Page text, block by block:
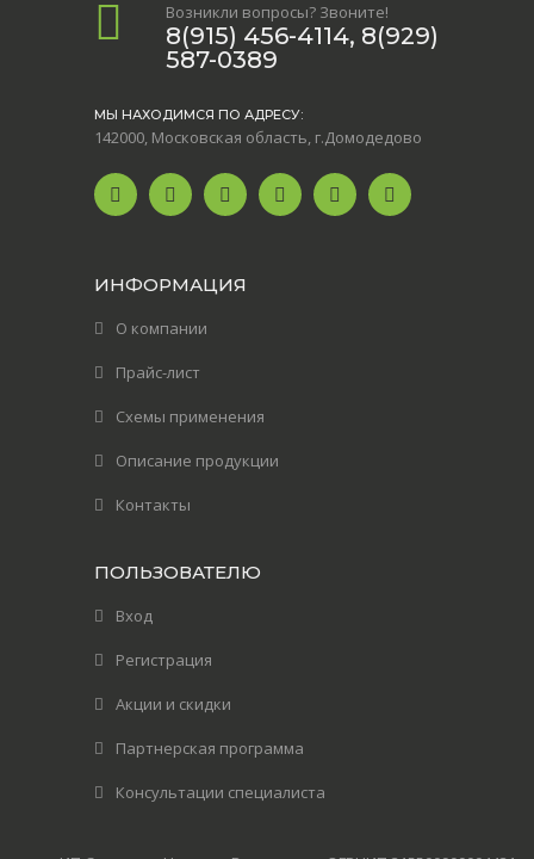
Возникли вопросы? Звоните!
8(915) 456-4114, 8(929)
587-0389
МЫ НАХОДИМСЯ ПО АДРЕСУ:
142000, Московская область, г.Домодедово
ИНФОРМАЦИЯ
О компании
Прайс-лист
Схемы применения
Описание продукции
Контакты
ПОЛЬЗОВАТЕЛЮ
Вход
Регистрация
Акции и скидки
Партнерская программа
Консультации специалиста